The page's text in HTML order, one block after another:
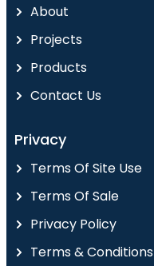
About
Projects
Products
Contact Us
Privacy
Terms Of Site Use
Terms Of Sale
Privacy Policy
Terms & Conditions